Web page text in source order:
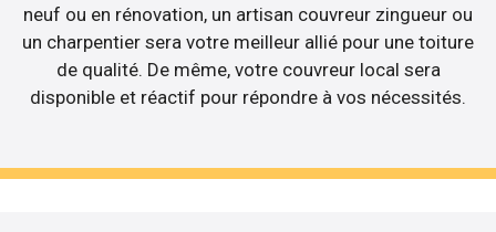
neuf ou en rénovation, un artisan couvreur zingueur ou
un charpentier sera votre meilleur allié pour une toiture
de qualité. De même, votre couvreur local sera
disponible et réactif pour répondre à vos nécessités.